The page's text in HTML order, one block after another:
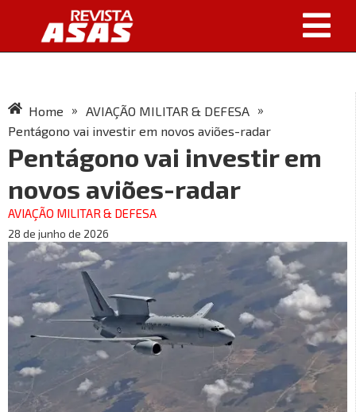
Home » AVIAÇÃO MILITAR & DEFESA »
Pentágono vai investir em novos aviões-radar
Pentágono vai investir em
novos aviões-radar
AVIAÇÃO MILITAR & DEFESA
28 de junho de 2026